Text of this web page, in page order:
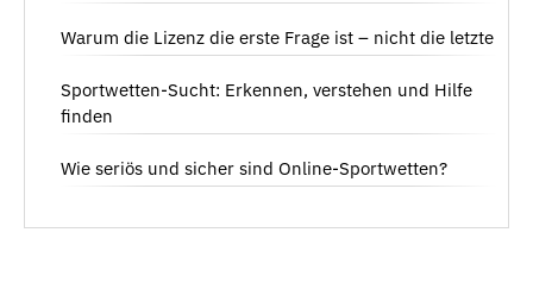
Warum die Lizenz die erste Frage ist – nicht die letzte
Sportwetten-Sucht: Erkennen, verstehen und Hilfe
finden
Wie seriös und sicher sind Online-Sportwetten?